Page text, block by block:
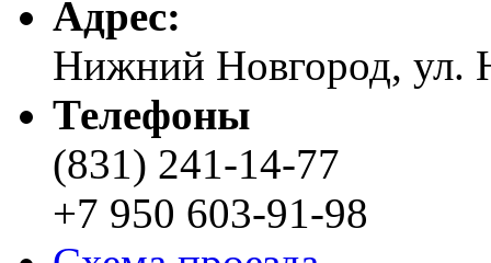
Адреc:
Нижний Новгород, ул.
Телефоны
(831) 241-14-77
+7 950 603-91-98